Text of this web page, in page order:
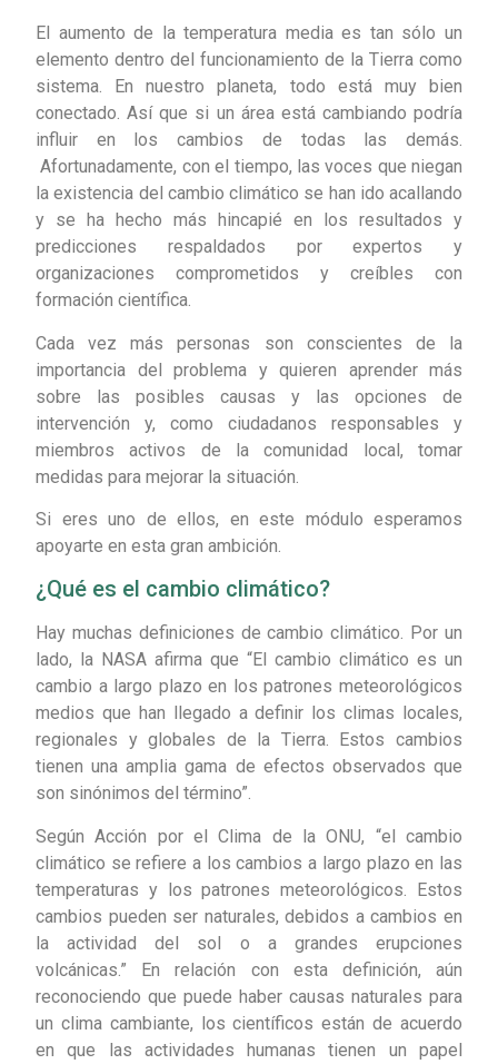
El aumento de la temperatura media es tan sólo un
elemento dentro del funcionamiento de la Tierra como
sistema. En nuestro planeta, todo está muy bien
conectado. Así que si un área está cambiando podría
influir en los cambios de todas las demás.
Afortunadamente, con el tiempo, las voces que niegan
la existencia del cambio climático se han ido acallando
y se ha hecho más hincapié en los resultados y
predicciones respaldados por expertos y
organizaciones comprometidos y creíbles con
formación científica.
Cada vez más personas son conscientes de la
importancia del problema y quieren aprender más
sobre las posibles causas y las opciones de
intervención y, como ciudadanos responsables y
miembros activos de la comunidad local, tomar
medidas para mejorar la situación.
Si eres uno de ellos, en este módulo esperamos
apoyarte en esta gran ambición.
¿Qué es el cambio climático?
Hay muchas definiciones de cambio climático. Por un
lado, la NASA afirma que “El cambio climático es un
cambio a largo plazo en los patrones meteorológicos
medios que han llegado a definir los climas locales,
regionales y globales de la Tierra. Estos cambios
tienen una amplia gama de efectos observados que
son sinónimos del término”.
Según Acción por el Clima de la ONU, “el cambio
climático se refiere a los cambios a largo plazo en las
temperaturas y los patrones meteorológicos. Estos
cambios pueden ser naturales, debidos a cambios en
la actividad del sol o a grandes erupciones
volcánicas.” En relación con esta definición, aún
reconociendo que puede haber causas naturales para
un clima cambiante, los científicos están de acuerdo
en que las actividades humanas tienen un papel